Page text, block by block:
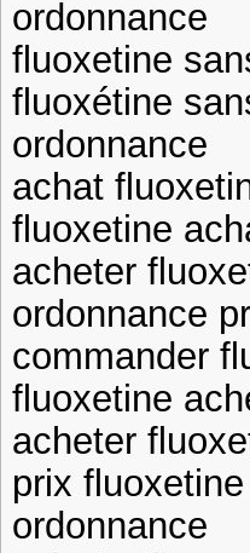
ordonnance
fluoxetine
fluoxétine
ordonnance
achat
fluoxetine
acheter
ordonnance
commander
fluoxetine
acheter
prix
ordonnance